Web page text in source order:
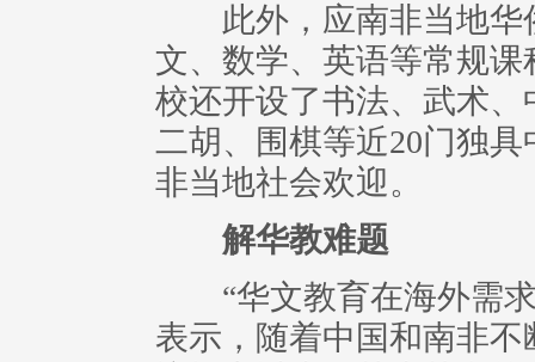
此外，应南非当地华
文、数学、英语等常规
校还开设了书法、武术
二胡、围棋等近20门独
非当地社会欢迎。
解华教难题
“华文教育在海外需求
表示，随着中国和南非